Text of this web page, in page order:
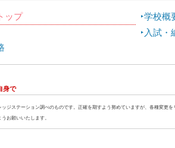
ップ
学校概
入試・
身で
ッジステーション調べのものです。正確を期すよう努めていますが、各種変更
お願いいたします。